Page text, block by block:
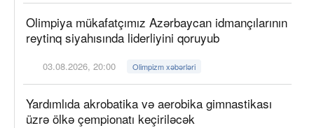
Olimpiya mükafatçımız Azərbaycan idmançılarının
reytinq siyahısında liderliyini qoruyub
03.08.2026, 20:00 Olimpizm xəbərləri
Yardımlıda akrobatika və aerobika gimnastikası
üzrə ölkə çempionatı keçiriləcək